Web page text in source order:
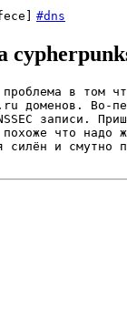
#dns
проблема в том
доменов. Во-
записи.
что надо
и смутно